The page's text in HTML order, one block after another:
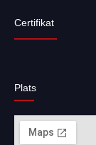
Certifikat
Plats